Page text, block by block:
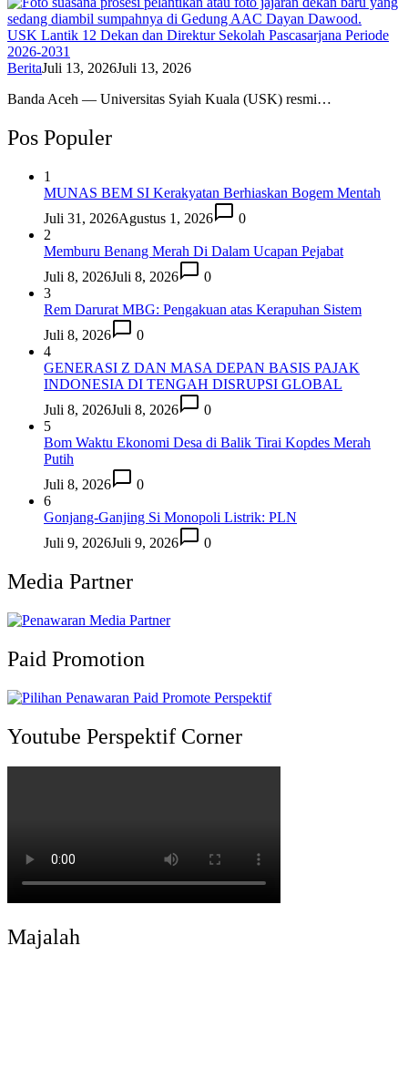
USK Lantik 12 Dekan dan Direktur Sekolah Pascasarjana Periode
2026-2031
BeritaJuli 13, 2026Juli 13, 2026
Banda Aceh — Universitas Syiah Kuala (USK) resmi…
Pos Populer
1
MUNAS BEM SI Kerakyatan Berhiaskan Bogem Mentah
Juli 31, 2026Agustus 1, 2026
0
2
Memburu Benang Merah Di Dalam Ucapan Pejabat
Juli 8, 2026Juli 8, 2026
0
3
Rem Darurat MBG: Pengakuan atas Kerapuhan Sistem
Juli 8, 2026
0
4
GENERASI Z DAN MASA DEPAN BASIS PAJAK
INDONESIA DI TENGAH DISRUPSI GLOBAL
Juli 8, 2026Juli 8, 2026
0
5
Bom Waktu Ekonomi Desa di Balik Tirai Kopdes Merah
Putih
Juli 8, 2026
0
6
Gonjang-Ganjing Si Monopoli Listrik: PLN
Juli 9, 2026Juli 9, 2026 0
Media Partner
Paid Promotion
Youtube Perspektif Corner
Majalah